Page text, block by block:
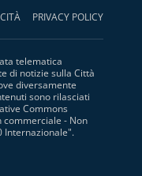
PRIVACY POLICY
telematica
di notizie sulla Città
diversamente
sono rilasciati
Commons
commerciale - Non
Internazionale".